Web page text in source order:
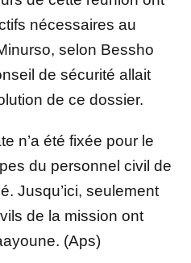
nécessaires au
selon Bessho
de sécurité allait
de ce dossier.
n’a été fixée pour le
du personnel civil de
Jusqu’ici, seulement
de la mission ont
(Aps)